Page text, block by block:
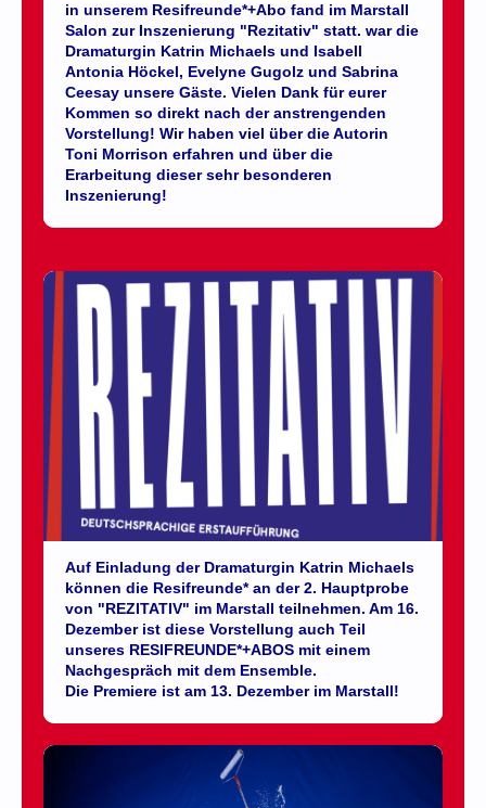
in unserem Resifreunde*+Abo fand im Marstall
Salon zur Inszenierung "Rezitativ" statt. war die
Dramaturgin Katrin Michaels und Isabell
Antonia Höckel, Evelyne Gugolz und Sabrina
Ceesay unsere Gäste. Vielen Dank für eurer
Kommen so direkt nach der anstrengenden
Vorstellung! Wir haben viel über die Autorin
Toni Morrison erfahren und über die
Erarbeitung dieser sehr besonderen
Inszenierung!
Auf Einladung der Dramaturgin Katrin Michaels
können die Resifreunde* an der 2. Hauptprobe
von "REZITATIV" im Marstall teilnehmen. Am 16.
Dezember ist diese Vorstellung auch Teil
unseres RESIFREUNDE*+ABOS mit einem
Nachgespräch mit dem Ensemble.
Die Premiere ist am 13. Dezember im Marstall!